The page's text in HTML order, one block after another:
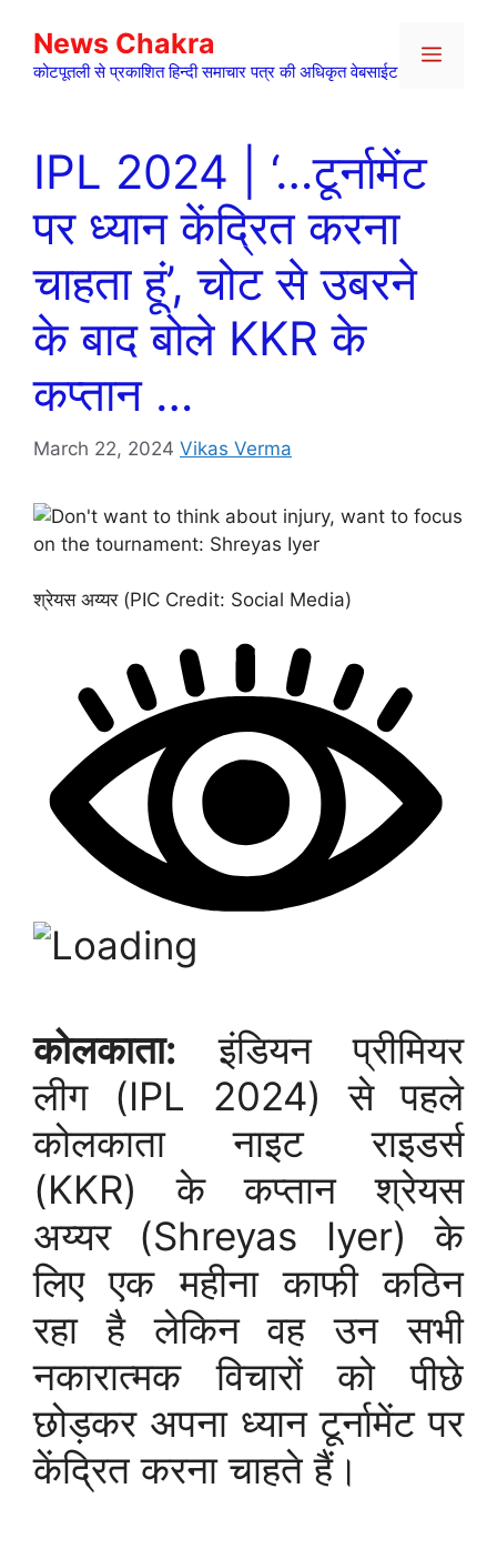
content
News Chakra
कोटपूतली से प्रकाशित हिन्दी समाचार पत्र की अधिकृत वेबसाईट
Menu
IPL 2024 | ‘…टूर्नामेंट
पर ध्यान केंद्रित करना
चाहता हूं’, चोट से उबरने
के बाद बोले KKR के
कप्तान …
March 22, 2024 Vikas Verma
श्रेयस अय्यर (PIC Credit: Social Media)
कोलकाता: इंडियन प्रीमियर
लीग (IPL 2024) से पहले
कोलकाता नाइट राइडर्स
(KKR) के कप्तान श्रेयस
अय्यर (Shreyas Iyer) के
लिए एक महीना काफी कठिन
रहा है लेकिन वह उन सभी
नकारात्मक विचारों को पीछे
छोड़कर अपना ध्यान टूर्नामेंट पर
केंद्रित करना चाहते हैं।